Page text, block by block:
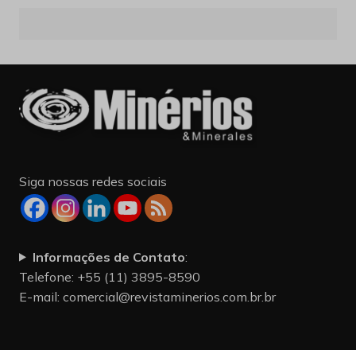
Siga nossas redes sociais
Informações de Contato:
Telefone: +55 (11) 3895-8590
E-mail: comercial@revistaminerios.com.br.br